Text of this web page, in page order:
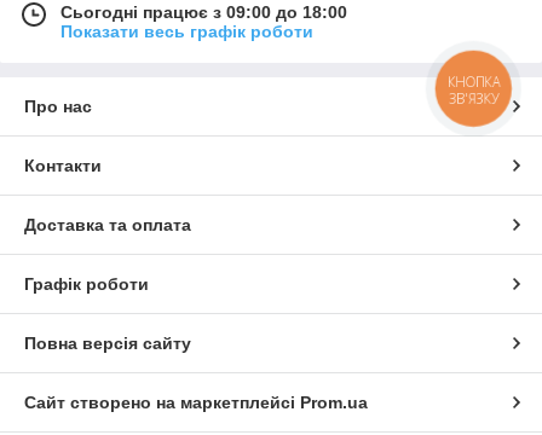
Сьогодні працює з 09:00 до 18:00
Показати весь графік роботи
Про нас
Контакти
Доставка та оплата
Графік роботи
Повна версія сайту
Сайт створено на маркетплейсі Prom.ua
КНОПКА
ЗВ'ЯЗКУ